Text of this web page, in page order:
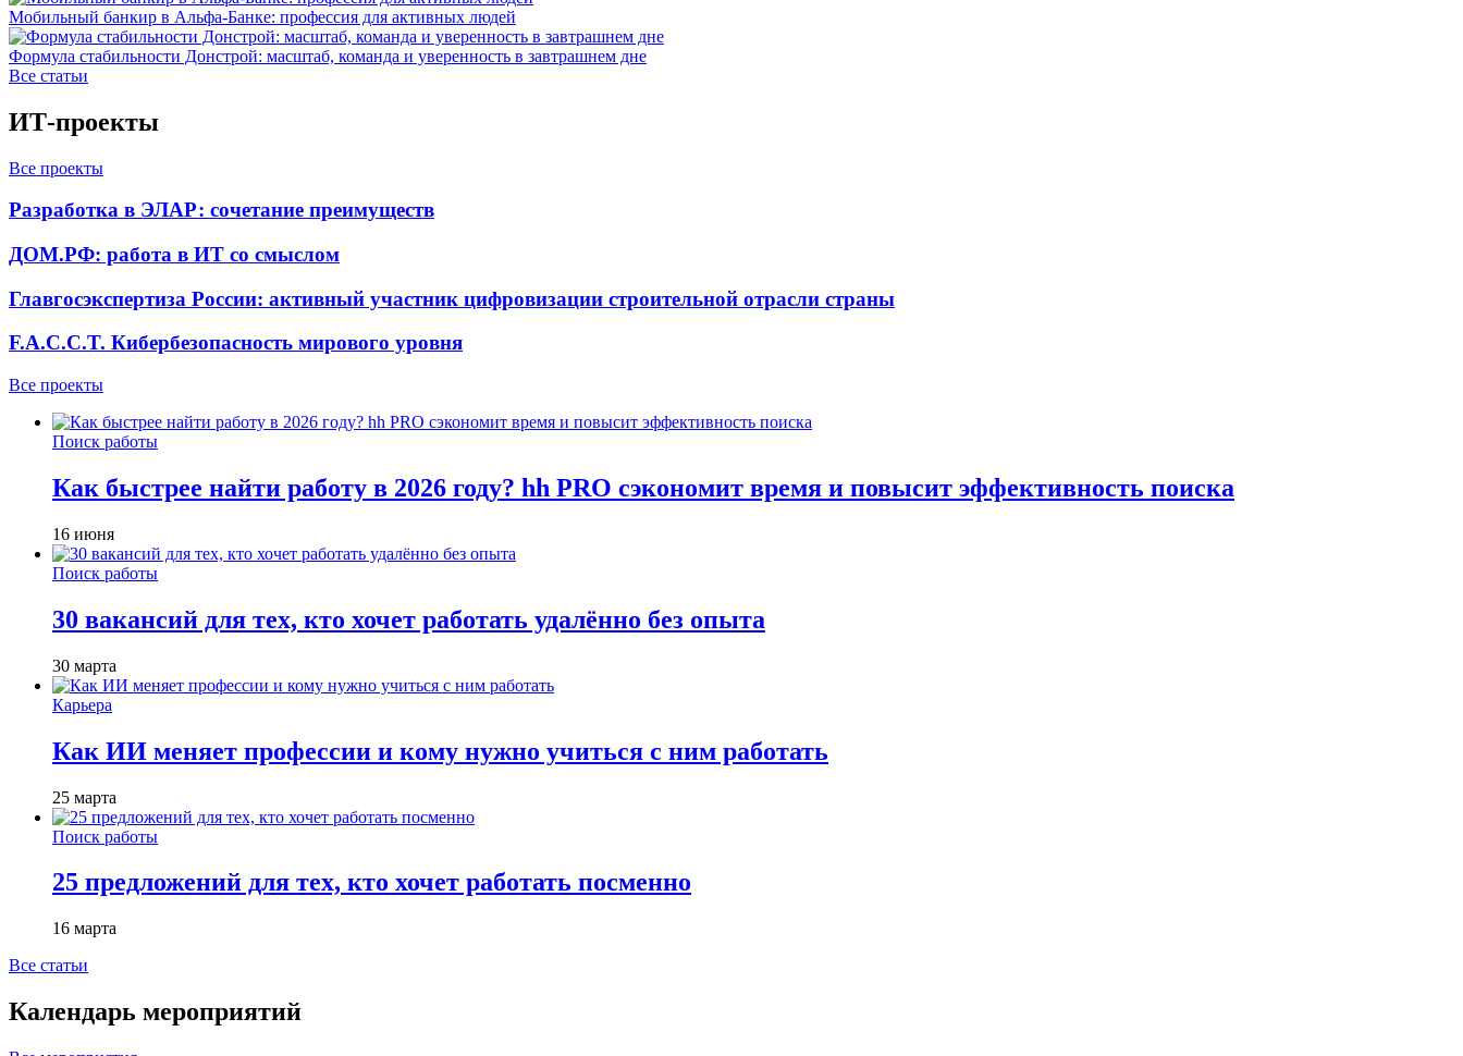
Мобильный банкир в Альфа-Банке: профессия для активных людей
Формула стабильности Донстрой: масштаб, команда и уверенность в завтрашнем дне
Все статьи
ИТ-проекты
Все проекты
Разработка в ЭЛАР: сочетание преимуществ
ДОМ.РФ: работа в ИТ со смыслом
Главгосэкспертиза России: активный участник цифровизации строительной отрасли страны
F.A.C.C.T. Кибербезопасность мирового уровня
Все проекты
Поиск работы
Как быстрее найти работу в 2026 году? hh PRO сэкономит время и повысит эффективность поиска
16 июня
Поиск работы
30 вакансий для тех, кто хочет работать удалённо без опыта
30 марта
Карьера
Как ИИ меняет профессии и кому нужно учиться с ним работать
25 марта
Поиск работы
25 предложений для тех, кто хочет работать посменно
16 марта
Все статьи
Календарь мероприятий